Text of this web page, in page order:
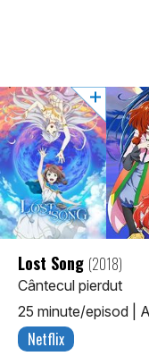
Lost Song (2018)
Cântecul pierdut
25 minute/episod
Netflix